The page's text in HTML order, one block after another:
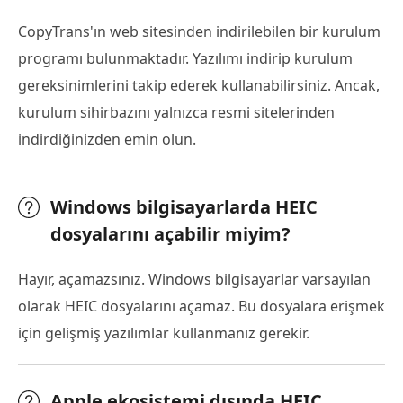
CopyTrans'ın web sitesinden indirilebilen bir kurulum
programı bulunmaktadır. Yazılımı indirip kurulum
gereksinimlerini takip ederek kullanabilirsiniz. Ancak,
kurulum sihirbazını yalnızca resmi sitelerinden
indirdiğinizden emin olun.
Windows bilgisayarlarda HEIC
dosyalarını açabilir miyim?
Hayır, açamazsınız. Windows bilgisayarlar varsayılan
olarak HEIC dosyalarını açamaz. Bu dosyalara erişmek
için gelişmiş yazılımlar kullanmanız gerekir.